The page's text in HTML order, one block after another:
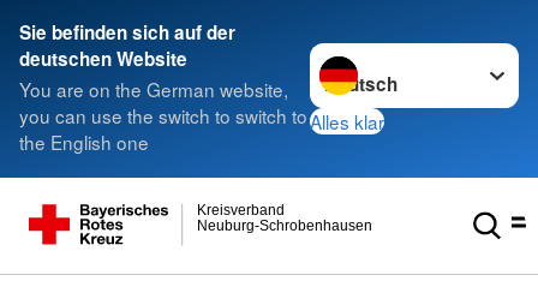
Sie befinden sich auf der
deutschen Website
You are on the German website,
you can use the switch to switch to
the English one
Sprache wechseln zu
Alles klar
Neuburg-Schrobenhausen
Kreisverband